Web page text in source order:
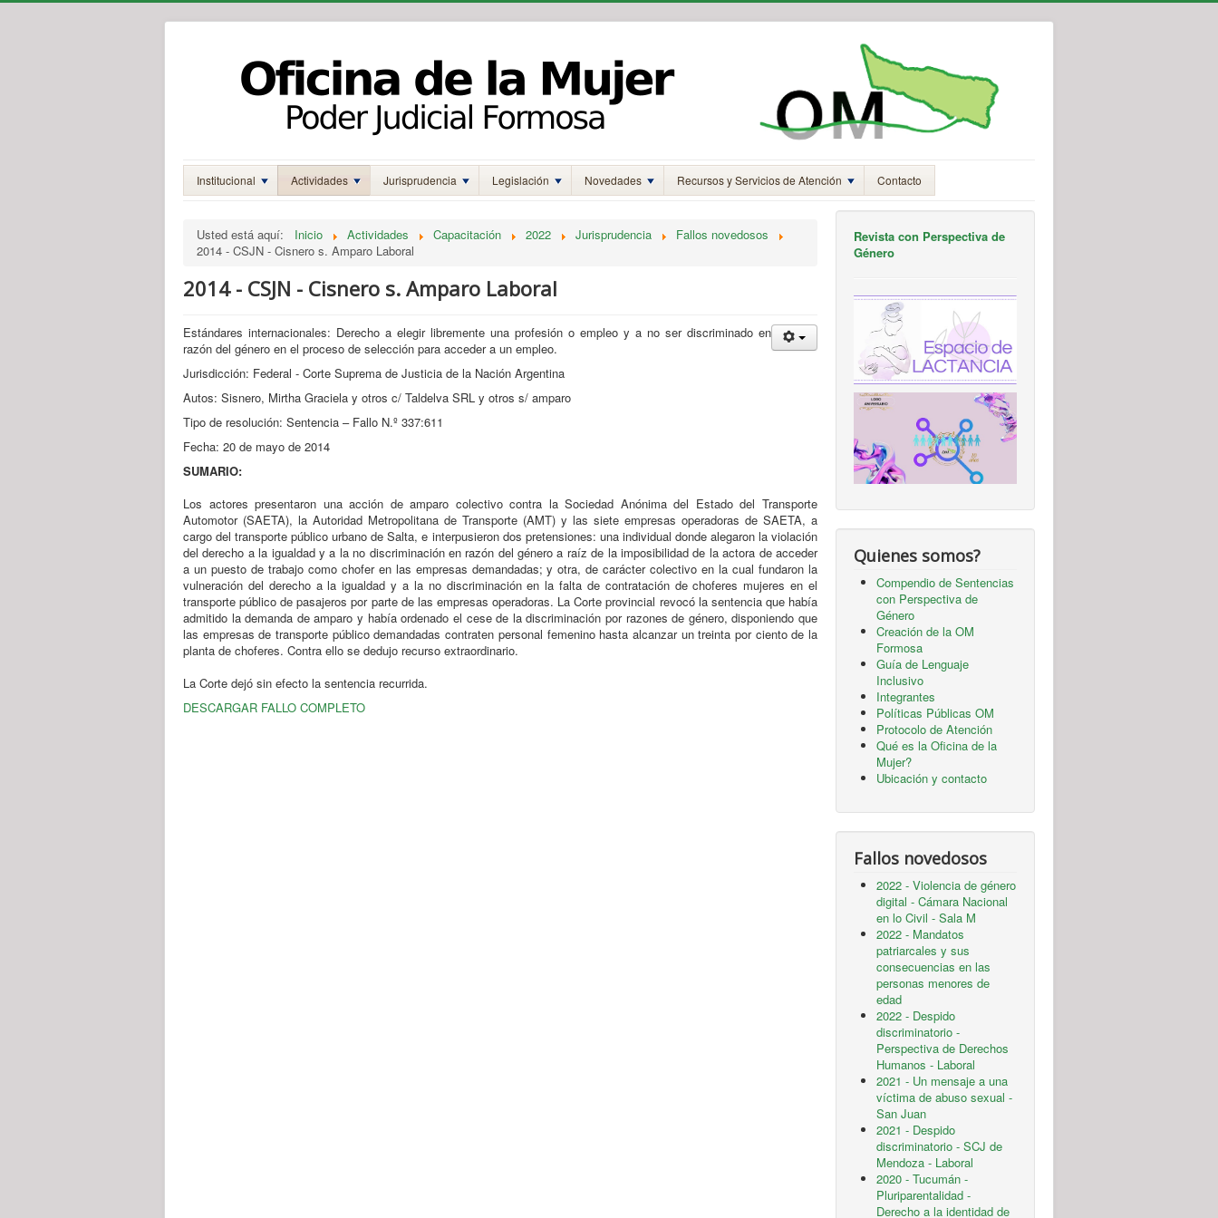
Institucional Actividades Jurisprudencia Legislación Novedades Recursos y Servicios de Atención Contacto
Usted está aquí: Inicio Actividades Capacitación 2022 Jurisprudencia
Fallos novedosos
2014 - CSJN - Cisnero s. Amparo Laboral
2014 - CSJN - Cisnero s. Amparo Laboral
Estándares internacionales: Derecho a elegir libremente una profesión o empleo y a no ser discriminado en
razón del género en el proceso de selección para acceder a un empleo.
Jurisdicción: Federal - Corte Suprema de Justicia de la Nación Argentina
Autos: Sisnero, Mirtha Graciela y otros c/ Taldelva SRL y otros s/ amparo
Tipo de resolución: Sentencia – Fallo N.º 337:611
Fecha: 20 de mayo de 2014
SUMARIO:
Los actores presentaron una acción de amparo colectivo contra la Sociedad Anónima del Estado del Transporte
Automotor (SAETA), la Autoridad Metropolitana de Transporte (AMT) y las siete empresas operadoras de SAETA, a
cargo del transporte público urbano de Salta, e interpusieron dos pretensiones: una individual donde alegaron la violación
del derecho a la igualdad y a la no discriminación en razón del género a raíz de la imposibilidad de la actora de acceder
a un puesto de trabajo como chofer en las empresas demandadas; y otra, de carácter colectivo en la cual fundaron la
vulneración del derecho a la igualdad y a la no discriminación en la falta de contratación de choferes mujeres en el
transporte público de pasajeros por parte de las empresas operadoras. La Corte provincial revocó la sentencia que había
admitido la demanda de amparo y había ordenado el cese de la discriminación por razones de género, disponiendo que
las empresas de transporte público demandadas contraten personal femenino hasta alcanzar un treinta por ciento de la
planta de choferes. Contra ello se dedujo recurso extraordinario.
La Corte dejó sin efecto la sentencia recurrida.
DESCARGAR FALLO COMPLETO
Revista con Perspectiva de
Género
Quienes somos?
Compendio de Sentencias
con Perspectiva de
Género
Creación de la OM
Formosa
Guía de Lenguaje
Inclusivo
Integrantes
Políticas Públicas OM
Protocolo de Atención
Qué es la Oficina de la
Mujer?
Ubicación y contacto
Fallos novedosos
2022 - Violencia de género
digital - Cámara Nacional
en lo Civil - Sala M
2022 - Mandatos
patriarcales y sus
consecuencias en las
personas menores de
edad
2022 - Despido
discriminatorio -
Perspectiva de Derechos
Humanos - Laboral
2021 - Un mensaje a una
víctima de abuso sexual -
San Juan
2021 - Despido
discriminatorio - SCJ de
Mendoza - Laboral
2020 - Tucumán -
Pluriparentalidad -
Derecho a la identidad de